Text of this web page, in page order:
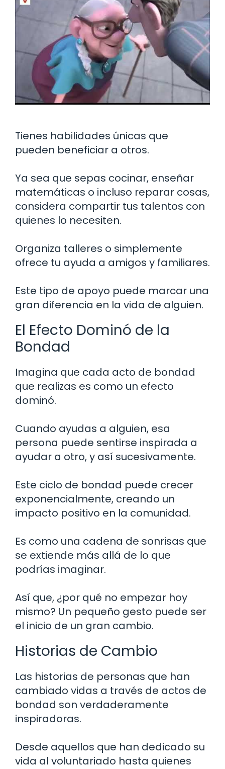
Tienes habilidades únicas que
pueden beneficiar a otros.
Ya sea que sepas cocinar, enseñar
matemáticas o incluso reparar cosas,
considera compartir tus talentos con
quienes lo necesiten.
Organiza talleres o simplemente
ofrece tu ayuda a amigos y familiares.
Este tipo de apoyo puede marcar una
gran diferencia en la vida de alguien.
El Efecto Dominó de la
Bondad
Imagina que cada acto de bondad
que realizas es como un efecto
dominó.
Cuando ayudas a alguien, esa
persona puede sentirse inspirada a
ayudar a otro, y así sucesivamente.
Este ciclo de bondad puede crecer
exponencialmente, creando un
impacto positivo en la comunidad.
Es como una cadena de sonrisas que
se extiende más allá de lo que
podrías imaginar.
Así que, ¿por qué no empezar hoy
mismo? Un pequeño gesto puede ser
el inicio de un gran cambio.
Historias de Cambio
Las historias de personas que han
cambiado vidas a través de actos de
bondad son verdaderamente
inspiradoras.
Desde aquellos que han dedicado su
vida al voluntariado hasta quienes